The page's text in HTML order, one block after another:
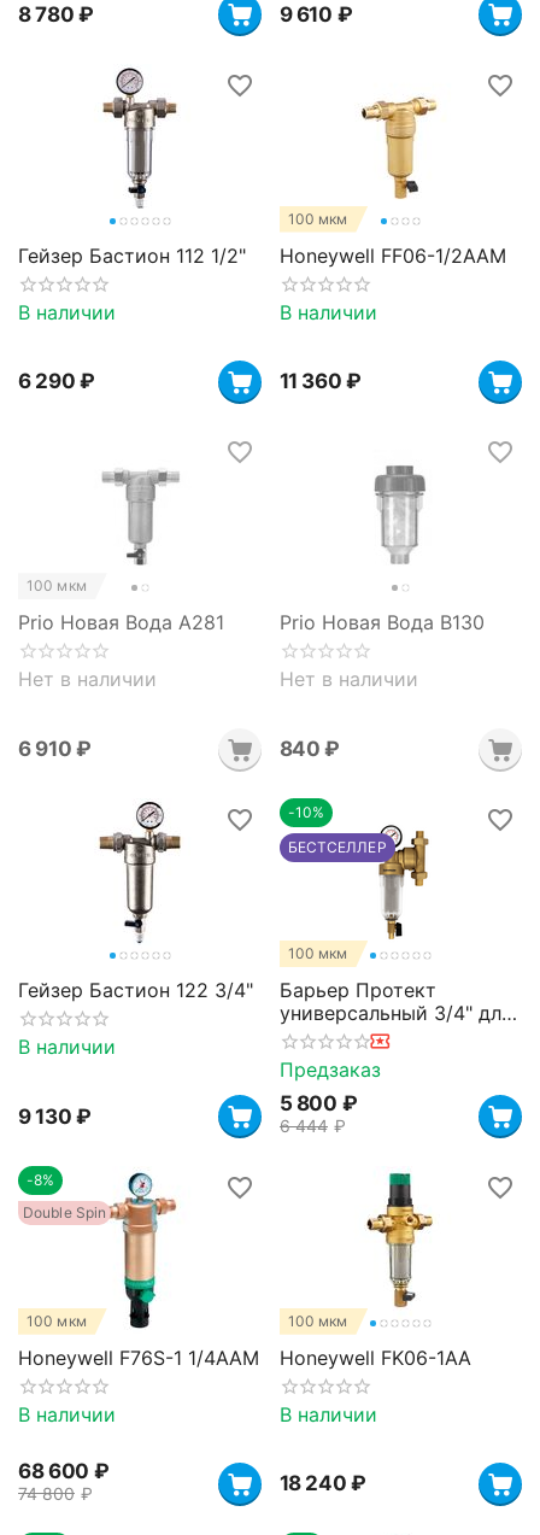
8 780 ₽ 9 610 ₽
Гейзер Бастион 112 1/2"
В наличии
6 290 ₽
100 мкм
Honeywell FF06-1/2AAM
В наличии
11 360 ₽
100 мкм
Prio Новая Вода A281
Нет в наличии
6 910 ₽
Prio Новая Вода B130
Нет в наличии
‍840‍ ₽
Гейзер Бастион 122 3/4"
В наличии
9 130 ₽
100 мкм
-10%
БЕСТСЕЛЛЕР
Барьер Протект
универсальный 3/4" для
холодной воды
Предзаказ
5 800 ₽
6 444 ₽
100 мкм
-8%
Double Spin
Honeywell F76S-1 1/4AAM
В наличии
68 600 ₽
74 800 ₽
100 мкм
Honeywell FK06-1AA
В наличии
18 240 ₽